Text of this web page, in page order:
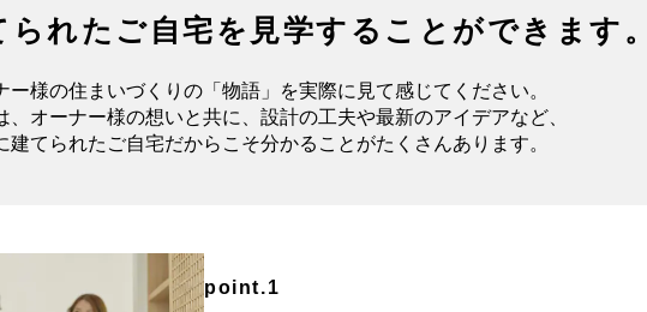
られたご自宅を 見学することができます。
ー様の住まいづくりの「物語」を実際に見て感じてください。
、オーナー様の想いと共に、 設計の工夫や最新のアイデアなど、
建てられたご自宅だからこそ分かることがたくさんあります。
point.1